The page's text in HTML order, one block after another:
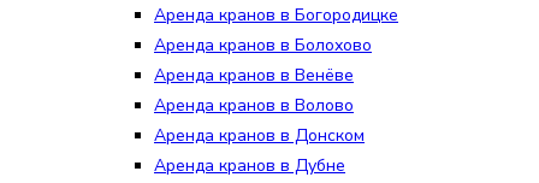
Аренда кранов в Богородицке
Аренда кранов в Болохово
Аренда кранов в Венёве
Аренда кранов в Волово
Аренда кранов в Донском
Аренда кранов в Дубне